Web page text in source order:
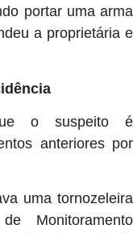
portar uma arma
a proprietária e
o suspeito é
anteriores por
uma tornozeleira
Monitoramento